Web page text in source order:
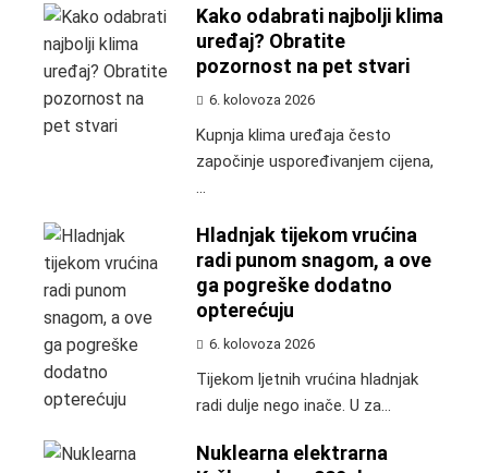
Kako odabrati najbolji klima
uređaj? Obratite
pozornost na pet stvari
6. kolovoza 2026
Kupnja klima uređaja često
započinje uspoređivanjem cijena,
Hladnjak tijekom vrućina
radi punom snagom, a ove
ga pogreške dodatno
opterećuju
6. kolovoza 2026
Tijekom ljetnih vrućina hladnjak
radi dulje nego inače. U za...
Nuklearna elektrarna